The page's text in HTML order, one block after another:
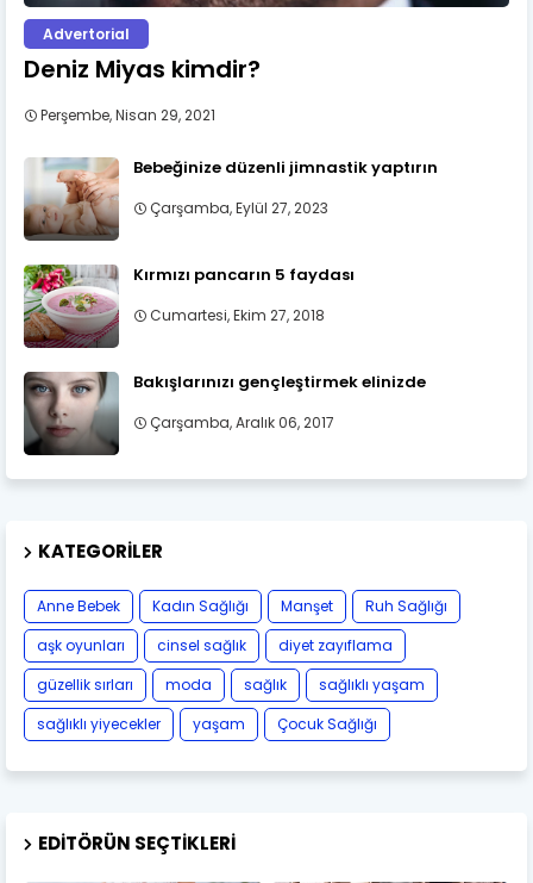
Advertorial
Deniz Miyas kimdir?
Perşembe, Nisan 29, 2021
Bebeğinize düzenli jimnastik yaptırın
Çarşamba, Eylül 27, 2023
Kırmızı pancarın 5 faydası
Cumartesi, Ekim 27, 2018
Bakışlarınızı gençleştirmek elinizde
Çarşamba, Aralık 06, 2017
KATEGORILER
Anne Bebek Kadın Sağlığı Manşet
Ruh Sağlığı
aşk oyunları
cinsel sağlık
diyet zayıflama
güzellik sırları
moda sağlık
sağlıklı yaşam
sağlıklı yiyecekler
yaşam Çocuk Sağlığı
EDITÖRÜN SEÇTIKLERI